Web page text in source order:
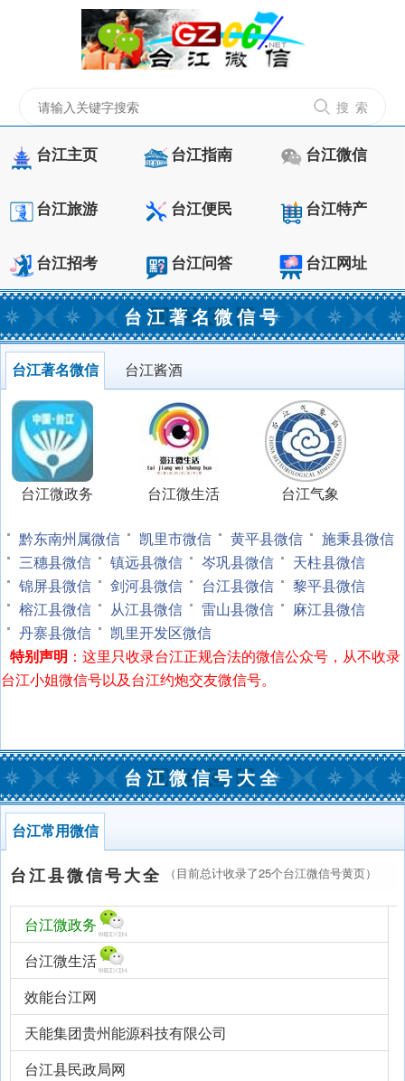
搜 索
台江主页 台江指南 台江微信
台江旅游 台江便民 台江特产
台江招考 台江问答 台江网址
台江著名微信号
台江著名微信 台江酱酒
台江微政务 台江微生活 台江气象
黔东南州属微信 凯里市微信 黄平县微信
施秉县微信
三穗县微信
镇远县微信 岑巩县微信
天柱县微信
锦屏县微信
剑河县微信 台江县微信
黎平县微信
榕江县微信
从江县微信 雷山县微信
麻江县微信
丹寨县微信
凯里开发区微信
特别声明 ：这里只收录台江正规合法的微信公众号，从不收录
台江小姐微信号以及台江约炮交友微信号。
台江微信号大全
台江常用微信
台江县微信号大全 （目前总计收录了25个台江微信号黄页）
台江微政务
台江微生活
效能台江网
天能集团贵州能源科技有限公司
台江县民政局网